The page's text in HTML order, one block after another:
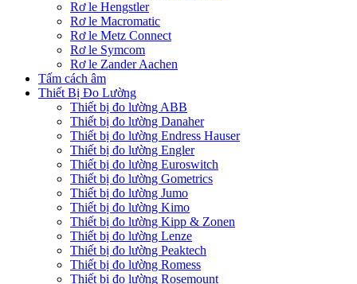
Rơ le Hengstler
Rơ le Macromatic
Rơ le Metz Connect
Rơ le Symcom
Rơ le Zander Aachen
Tấm cách âm
Thiết Bị Đo Lường
Thiết bị đo lường ABB
Thiết bị đo lường Danaher
Thiết bị đo lường Endress Hauser
Thiết bị đo lường Engler
Thiết bị đo lường Euroswitch
Thiết bị đo lường Gometrics
Thiết bị đo lường Jumo
Thiết bị đo lường Kimo
Thiết bị đo lường Kipp & Zonen
Thiết bị đo lường Lenze
Thiết bị đo lường Peaktech
Thiết bị đo lường Romess
Thiết bị đo lường Rosemount